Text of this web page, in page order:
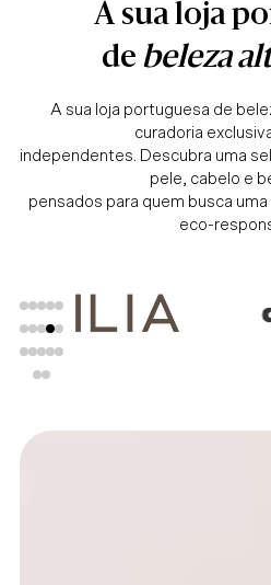
A sua loja
de beleza
A sua loja portuguesa de
curadoria
independentes. Descubra uma
pele, cabelo e
pensados para quem busca
eco-